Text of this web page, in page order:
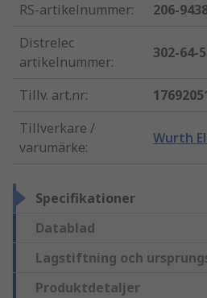
RS-artikelnummer:
206-
Distrelec
artikelnummer:
302-64-
Tillv. art.nr:
Tillverkare /
varumärke:
Wurth
Specifikationer
Datablad
Lagstiftning och
Produktdetaljer